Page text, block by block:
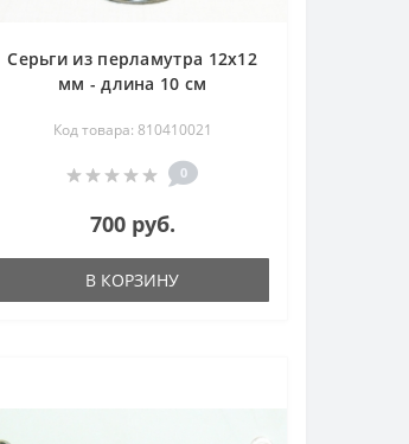
Серьги из перламутра 12х12
мм - длина 10 см
Код товара: 810410021
0
700 руб.
В КОРЗИНУ